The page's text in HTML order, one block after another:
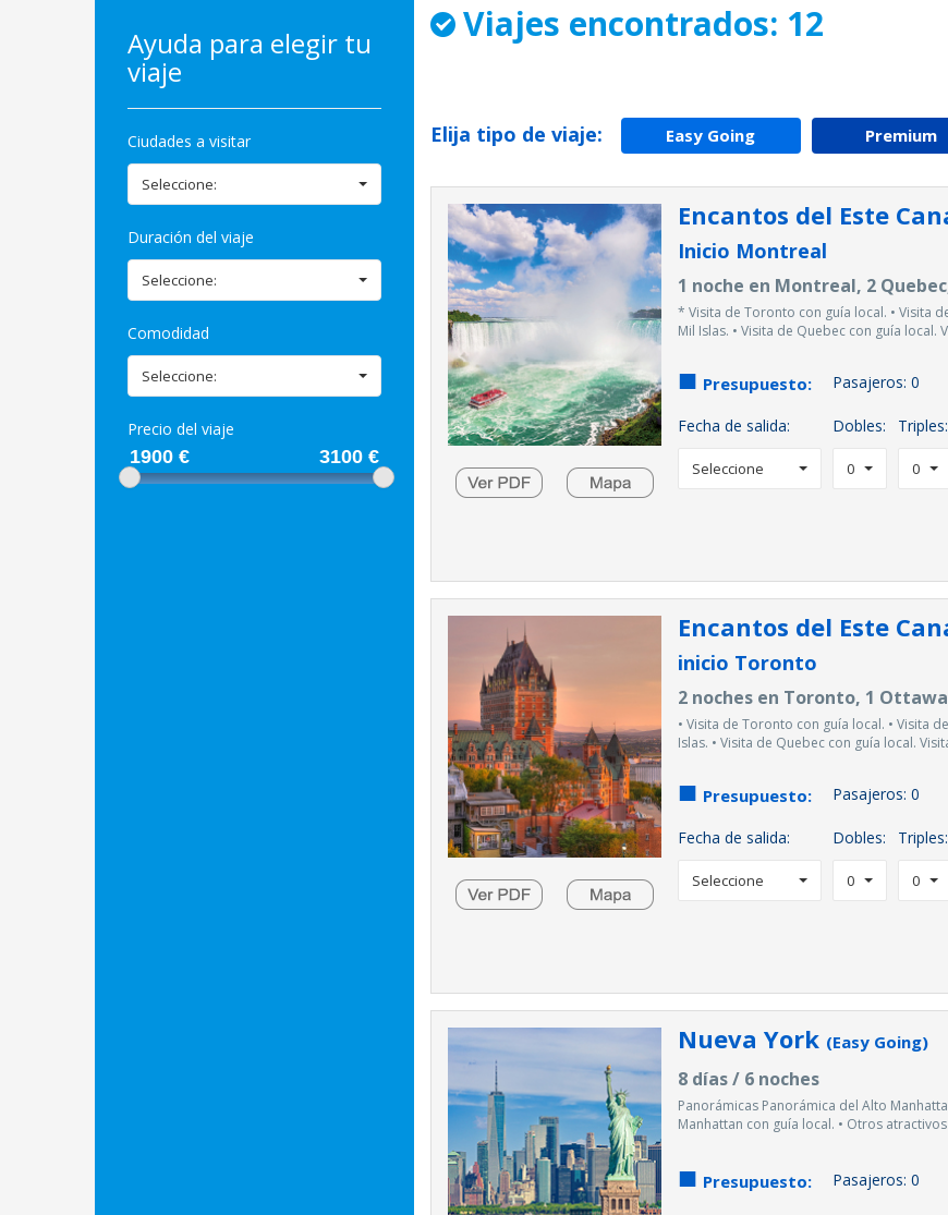
Ayuda para elegir tu
viaje
Ciudades a visitar
Seleccione:
Duración del viaje
Seleccione:
Comodidad
Seleccione:
Precio del viaje
1900 € 3100€
Viajes encontrados: 12
Elija tipo de viaje: Easy Going Premium
Encantos del Este
Inicio Montreal
1 noche en Montreal, 2
* Visita de Toronto con guía local. • Visita
Mil Islas. • Visita de Quebec con guía local.
Presupuesto:
Fecha de salida:
Seleccione
Pasajeros:0
Dobles:
0
Triples:
0
Encantos del Este
inicio Toronto
2 noches en Toronto, 1
• Visita de Toronto con guía local. • Visita
Islas. • Visita de Quebec con guía local.
Presupuesto:
Fecha de salida:
Seleccione
Pasajeros:0
Dobles:
0
Triples:
0
Nueva York (Easy Going)
8 días / 6 noches
Panorámicas Panorámica del Alto
Manhattan con guía local. • Otros atractivos
Presupuesto: Pasajeros:0